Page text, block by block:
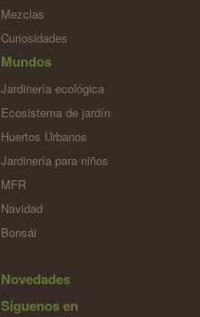
Mezclas
Curiosidades
Mundos
Jardinería ecológica
Ecosistema de jardín
Huertos Urbanos
Jardinería para niños
MFR
Navidad
Bonsái
Novedades
Síguenos en